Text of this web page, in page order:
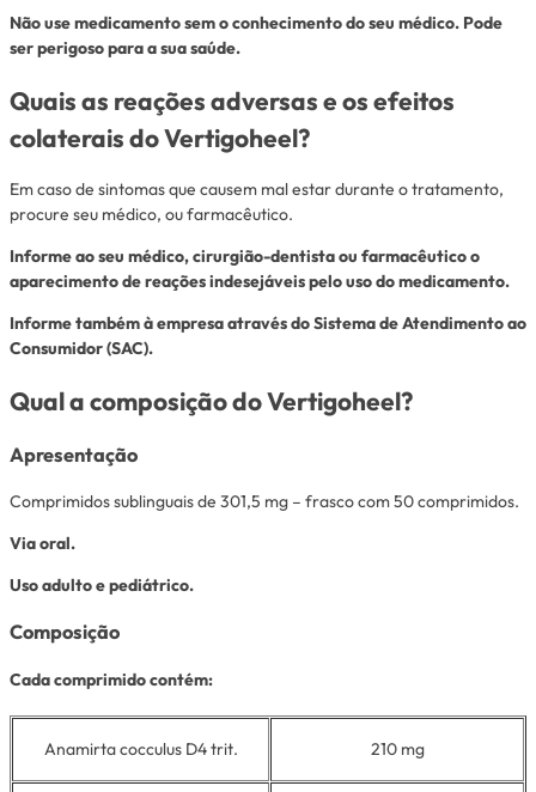
Não use medicamento sem o conhecimento do seu médico. Pode
ser perigoso para a sua saúde.
Quais as reações adversas e os efeitos
colaterais do Vertigoheel?
Em caso de sintomas que causem mal estar durante o tratamento,
procure seu médico, ou farmacêutico.
Informe ao seu médico, cirurgião-dentista ou farmacêutico o
aparecimento de reações indesejáveis pelo uso do medicamento.
Informe também à empresa através do Sistema de Atendimento ao
Consumidor (SAC).
Qual a composição do Vertigoheel?
Apresentação
Comprimidos sublinguais de 301,5 mg – frasco com 50 comprimidos.
Via oral.
Uso adulto e pediátrico.
Composição
Cada comprimido contém:
Anamirta cocculusD4 trit. 210 mg